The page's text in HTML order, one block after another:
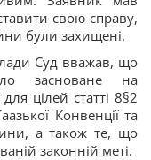
свою справу,
були захищені.
Суд вважав, що
засноване на
цілей статті 8§2
Конвенції та
а також те, що
законній меті.